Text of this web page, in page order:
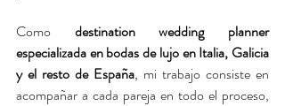
Como destination wedding planner
especializada en bodas de lujo en Italia, Galicia
y el resto de España, mi trabajo consiste en
acompañar a cada pareja en todo el proceso,